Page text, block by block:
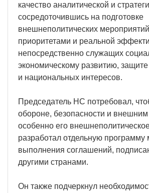
качество аналитической и
сосредоточившись на подготовке
внешнеполитических
приоритетами и реальной
непосредственно служащих
экономическому развитию, защите
и национальных интересов.
Председатель НС потребовал,
обороне, безопасности и внешним
особенно его
разработал отдельную программу
выполнения соглашений,
другими странами.
Он также подчеркнул